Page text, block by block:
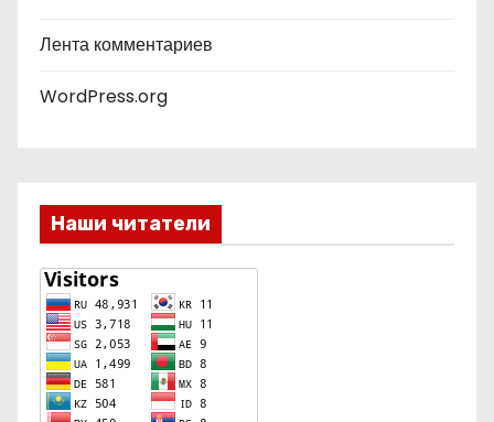
Лента комментариев
WordPress.org
Наши читатели